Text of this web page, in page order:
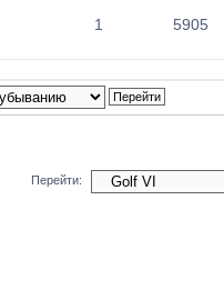
1 5905
Перейти: